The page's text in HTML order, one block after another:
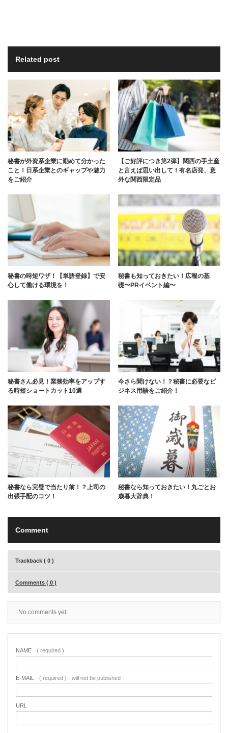
Related post
秘書が外資系企業に勤めて分かった
こと！日系企業とのギャップや魅力
をご紹介
【ご好評につき第2弾】関西の手土産
と言えば思い出して！有名店発、意
外な関西限定品
秘書の時短ワザ！【単語登録】で安
心して働ける環境を！
秘書も知っておきたい！広報の基
礎〜PRイベント編〜
秘書さん必見！業務効率をアップす
る時短ショートカット10選
今さら聞けない！？秘書に必要なビ
ジネス用語をご紹介！
秘書なら完璧で当たり前！？上司の
出張手配のコツ！
秘書なら知っておきたい！丸ごとお
歳暮大辞典！
Comment
Trackback ( 0 )
Comments ( 0 )
No comments yet.
NAME ( required )
E-MAIL ( required ) - will not be published -
URL